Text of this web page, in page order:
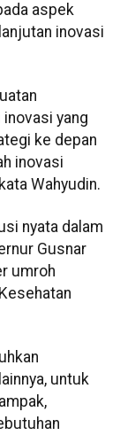
aspek
inovasi
yang
ke depan
inovasi
Wahyudin.
nyata dalam
Gusnar
umroh
untuk